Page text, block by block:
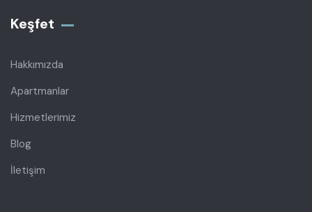
Keşfet
Hakkımızda
Apartmanlar
Hizmetlerimiz
Blog
İletişim